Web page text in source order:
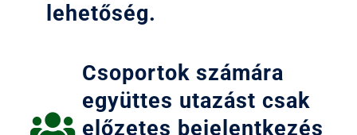
lehetőség.
Csoportok számára
együttes utazást csak
előzetes bejelentkezés